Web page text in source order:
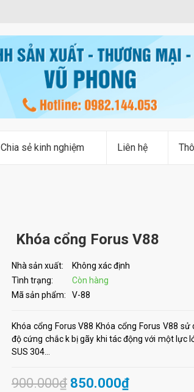
Chia sẻ kinh nghiệm Liên hệ
Khóa cổng Forus V88
Nhà sản xuất:
Không xác định
Tình trạng:
Còn hàng
Mã sản phẩm:
V-88
Khóa cổng Forus V88 Khóa cổng Forus V88
độ cứng chắc k bị gãy khi tác động với một lực
SUS 304...
900.000₫ 850.000₫